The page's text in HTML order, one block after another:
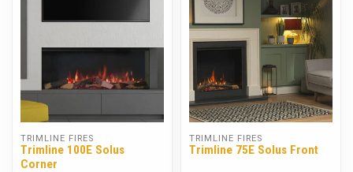
TRIMLINE FIRES
Trimline 100E Solus
Corner
TRIMLINE FIRES
Trimline 75E Solus Front